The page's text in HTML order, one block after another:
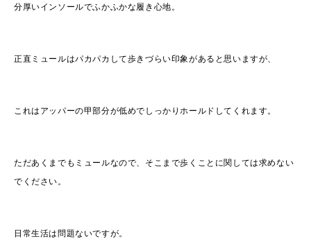
分厚いインソールでふかふかな履き心地。
正直ミュールはパカパカして歩きづらい印象があると思いますが、
これはアッパーの甲部分が低めでしっかりホールドしてくれます。
ただあくまでもミュールなので、そこまで歩くことに関しては求めない
でください。
日常生活は問題ないですが。